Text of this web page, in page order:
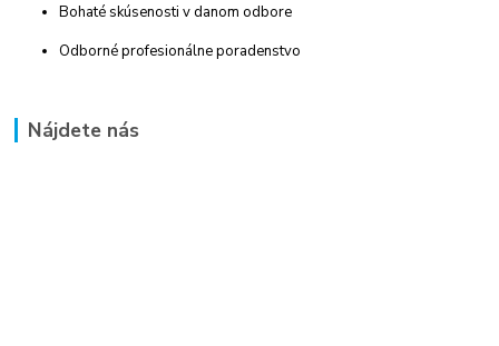
Bohaté skúsenosti v danom odbore
Odborné profesionálne poradenstvo
Nájdete nás